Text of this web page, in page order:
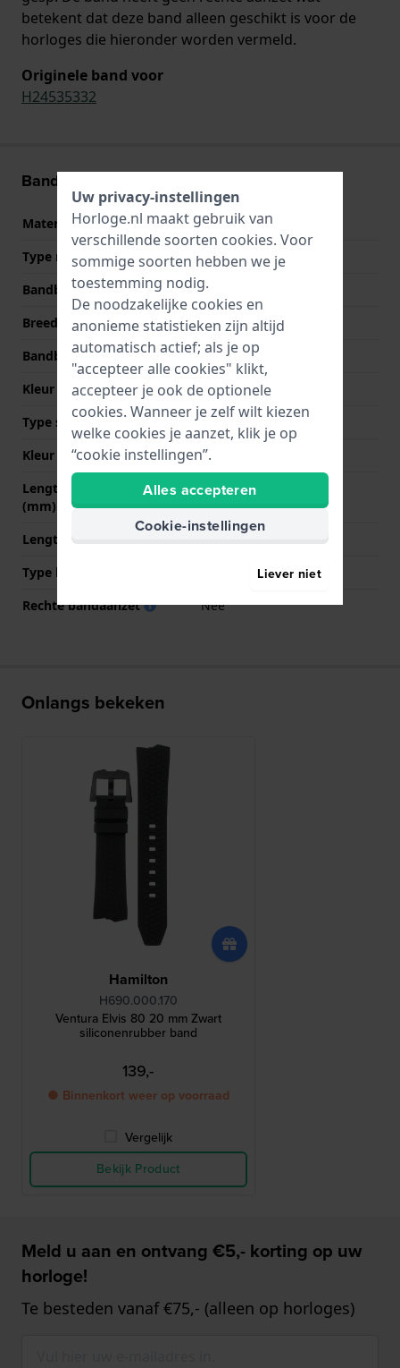
betekent dat deze band alleen geschikt is voor de
horloges die hieronder worden vermeld.
Originele band voor
H24535332
Band informatie
Materiaal Band
Siliconen
Type materiaal
Rubber
Bandbreedte
20 mm
Breedte bandaanzet
20 mm
Bandbreedte bij sluiting
18 mm
Kleur Band
Zwart
Type sluiting
Gesp
Kleur sluiting
Zwart
Lengte band op 12 uur
(mm)
75 mm
Lengte band op 6 uur (mm)
120 mm
Type bevestiging
Pen en buis
Rechte bandaanzet
Nee
Onlangs bekeken
Hamilton
H690.000.170
Ventura Elvis 80 20 mm Zwart
siliconenrubber band
139,-
● Binnenkort weer op voorraad
Vergelijk
Bekijk Product
Meld u aan en ontvang €5,- korting op uw
horloge!
Te besteden vanaf €75,- (alleen op horloges)
Uw privacy-instellingen
Horloge.nl maakt gebruik van
verschillende soorten cookies. Voor
sommige soorten hebben we je
toestemming nodig.
De noodzakelijke cookies en
anonieme statistieken zijn altijd
automatisch actief; als je op
"accepteer alle cookies" klikt,
accepteer je ook de optionele
cookies. Wanneer je zelf wilt kiezen
welke cookies je aanzet, klik je op
“cookie instellingen”.
Alles accepteren
Cookie-instellingen
Liever niet